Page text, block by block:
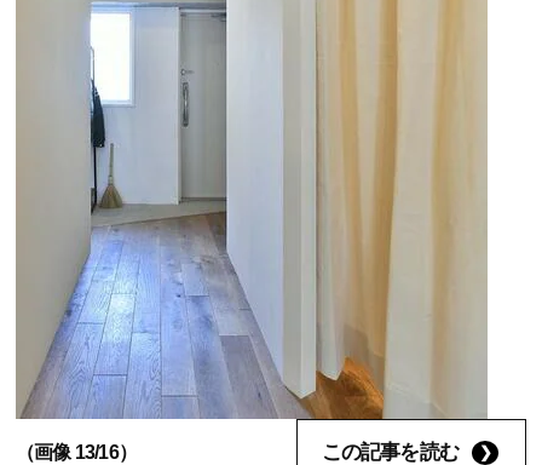
（画像 13/16） この記事を読む